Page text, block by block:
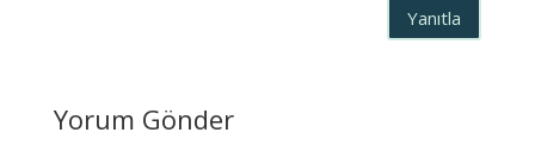
Yanıtla
Yorum Gönder